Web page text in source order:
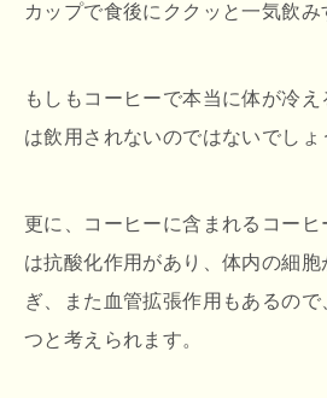
カップで食後にククッと一気飲み
もしもコーヒーで本当に体が冷
は飲用されないのではないでしょ
更に、コーヒーに含まれるコーヒ
は抗酸化作用があり、体内の細
ぎ、また血管拡張作用もあるの
つと考えられます。